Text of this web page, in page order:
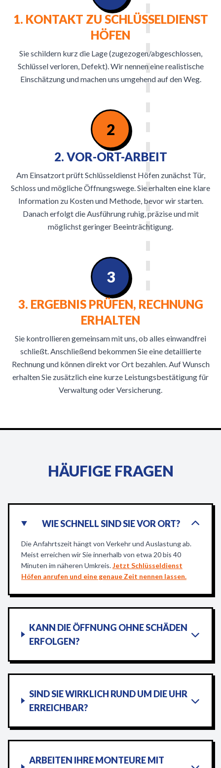
1. KONTAKT ZU SCHLÜSSELDIENST
HÖFEN
Sie schildern kurz die Lage (zugezogen/abgeschlossen,
Schlüssel verloren, Defekt). Wir nennen eine realistische
Einschätzung und machen uns umgehend auf den Weg.
2
2. VOR-ORT-ARBEIT
Am Einsatzort prüft Schlüsseldienst Höfen zunächst Tür,
Schloss und mögliche Öffnungswege. Sie erhalten eine klare
Information zu Kosten und Methode, bevor wir starten.
Danach erfolgt die Ausführung ruhig, präzise und mit
möglichst geringer Beeinträchtigung.
3. ERGEBNIS PRÜFEN, RECHNUNG
ERHALTEN
Sie kontrollieren gemeinsam mit uns, ob alles einwandfrei
schließt. Anschließend bekommen Sie eine detaillierte
Rechnung und können direkt vor Ort bezahlen. Auf Wunsch
erhalten Sie zusätzlich eine kurze Leistungsbestätigung für
Verwaltung oder Versicherung.
3
HÄUFIGE FRAGEN
WIE SCHNELL SIND SIE VOR ORT?
Die Anfahrtszeit hängt von Verkehr und Auslastung ab.
Meist erreichen wir Sie innerhalb von etwa 20 bis 40
Minuten im näheren Umkreis.Jetzt Schlüsseldienst
Höfen anrufen und eine genaue Zeit nennen lassen.
KANN DIE ÖFFNUNG OHNE SCHÄDEN
ERFOLGEN?
SIND SIE WIRKLICH RUND UM DIE UHR
ERREICHBAR?
ARBEITEN IHRE MONTEURE MIT